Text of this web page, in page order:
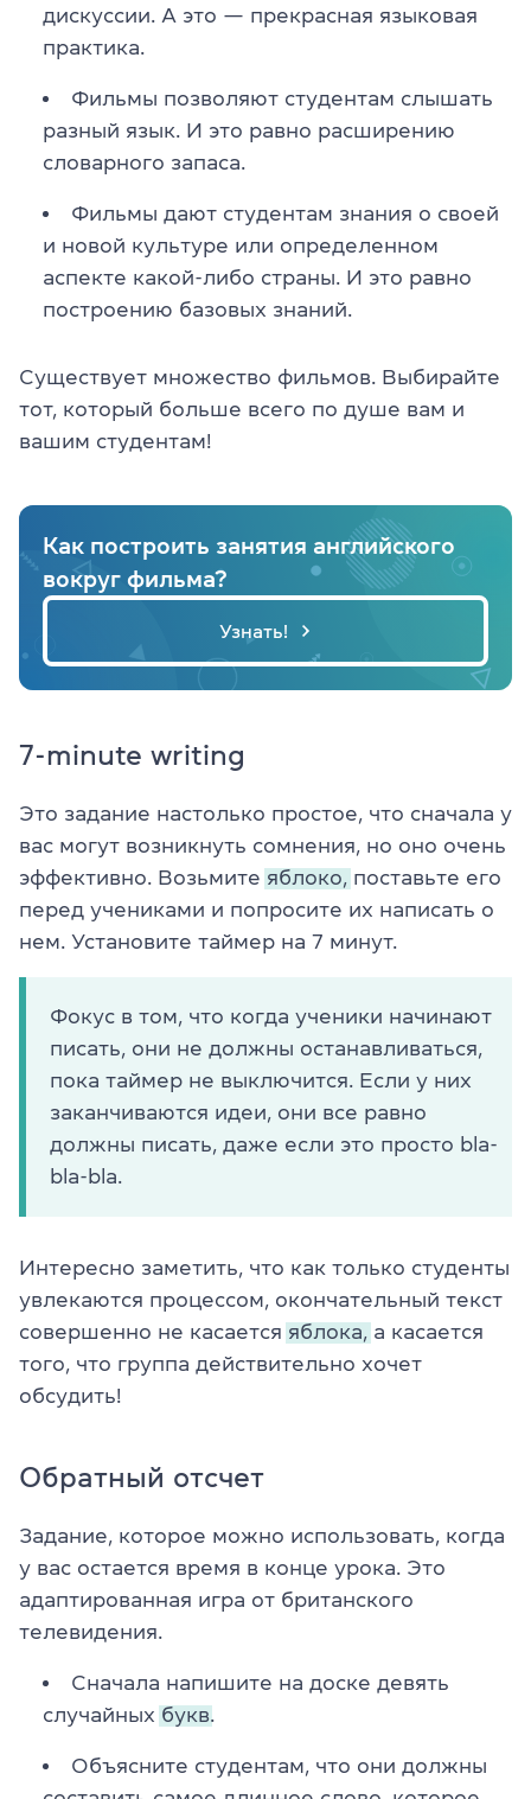
дискуссии. А это — прекрасная языковая
практика.
Фильмы позволяют студентам слышать
разный язык. И это равно расширению
словарного запаса.
Фильмы дают студентам знания о своей
и новой культуре или определенном
аспекте какой-либо страны. И это равно
построению базовых знаний.
Существует множество фильмов. Выбирайте
тот, который больше всего по душе вам и
вашим студентам!
Как построить занятия английского
вокруг фильма?
Узнать!
7-minute writing
Это задание настолько простое, что сначала у
вас могут возникнуть сомнения, но оно очень
эффективно. Возьмите яблоко,
поставьте его
перед учениками и попросите их написать о
нем. Установите таймер на 7 минут.
Фокус в том, что когда ученики начинают
писать, они не должны останавливаться,
пока таймер не выключится. Если у них
заканчиваются идеи, они все равно
должны писать, даже если это просто bla-
bla-bla.
Интересно заметить, что как только студенты
увлекаются процессом, окончательный текст
совершенно не касается яблока,
а касается
того, что группа действительно хочет
обсудить!
Обратный отсчет
Задание, которое можно использовать, когда
у вас остается время в конце урока. Это
адаптированная игра от британского
телевидения.
Сначала напишите на доске девять
случайных букв.
Объясните студентам, что они должны